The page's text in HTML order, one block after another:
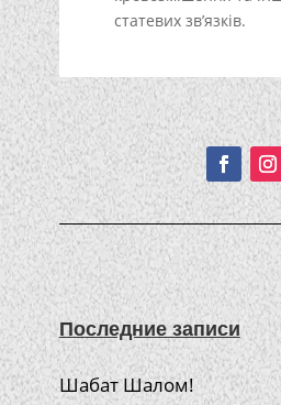
статевих зв’язків.
Последние записи
Шабат Шалом!